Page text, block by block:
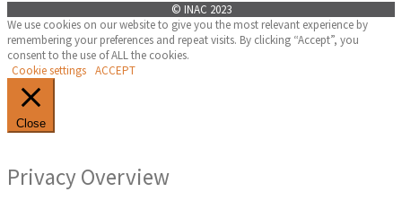
© INAC 2023
We use cookies on our website to give you the most relevant experience by
remembering your preferences and repeat visits. By clicking “Accept”, you
consent to the use of ALL the cookies.
Cookie settings ACCEPT
Close
Privacy Overview